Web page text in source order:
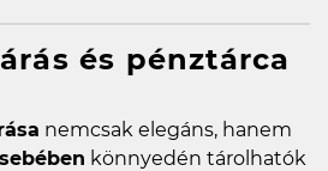
és pénztárca
nemcsak elegáns, hanem
könnyedén tárolhatók